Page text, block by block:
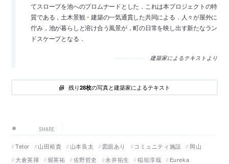
てスロープを池へのプロムナードとした．これは本プロジェクトの特
質である，土木景観・建築の一気通貫した共同による．人々が屋外に
佇み，池が暮らしと溶け合う風景が，町の日常を映し出す新たなラン
ドスケープとなる．
建築家によるテキストより
残り28枚の写真と建築家によるテキスト
SHARE
Tetor 山田裕貴 山本良太 図面あり コミュニティ施設
岡山
大倉英揮
堀英祐 佐野哲史 永井拓生 稲垣淳哉
Eureka